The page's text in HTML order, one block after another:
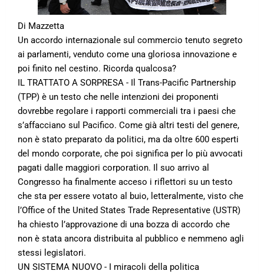
Di Mazzetta
Un accordo internazionale sul commercio tenuto segreto
ai parlamenti, venduto come una gloriosa innovazione e
poi finito nel cestino. Ricorda qualcosa?
IL TRATTATO A SORPRESA - Il Trans-Pacific Partnership
(TPP) è un testo che nelle intenzioni dei proponenti
dovrebbe regolare i rapporti commerciali tra i paesi che
s’affacciano sul Pacifico. Come già altri testi del genere,
non è stato preparato da politici, ma da oltre 600 esperti
del mondo corporate, che poi significa per lo più avvocati
pagati dalle maggiori corporation. Il suo arrivo al
Congresso ha finalmente acceso i riflettori su un testo
che sta per essere votato al buio, letteralmente, visto che
l’Office of the United States Trade Representative (USTR)
ha chiesto l’approvazione di una bozza di accordo che
non è stata ancora distribuita al pubblico e nemmeno agli
stessi legislatori.
UN SISTEMA NUOVO - I miracoli della politica